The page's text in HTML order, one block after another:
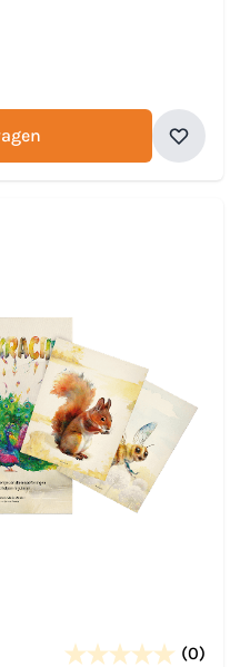
(0)